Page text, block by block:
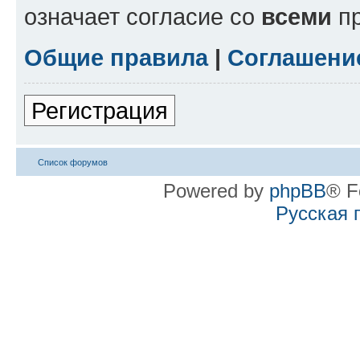
означает согласие со всеми
Общие правила|
Регистрация
Список форумов
Powered by phpBB®
Русская